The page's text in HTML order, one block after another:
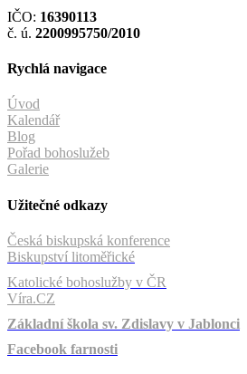
IČO: 16390113
č. ú. 2200995750/2010
Rychlá navigace
Úvod
Kalendář
Blog
Pořad bohoslužeb
Galerie
Užitečné odkazy
Česká biskupská konference
Biskupství litoměřické
Katolické bohoslužby v ČR
Víra.CZ
Základní škola sv. Zdislavy v Jablonci
Facebook farnosti